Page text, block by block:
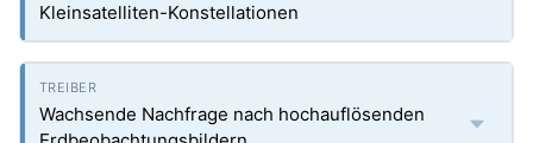
Kleinsatelliten-Konstellationen
Wachsende Nachfrage nach hochauflösenden